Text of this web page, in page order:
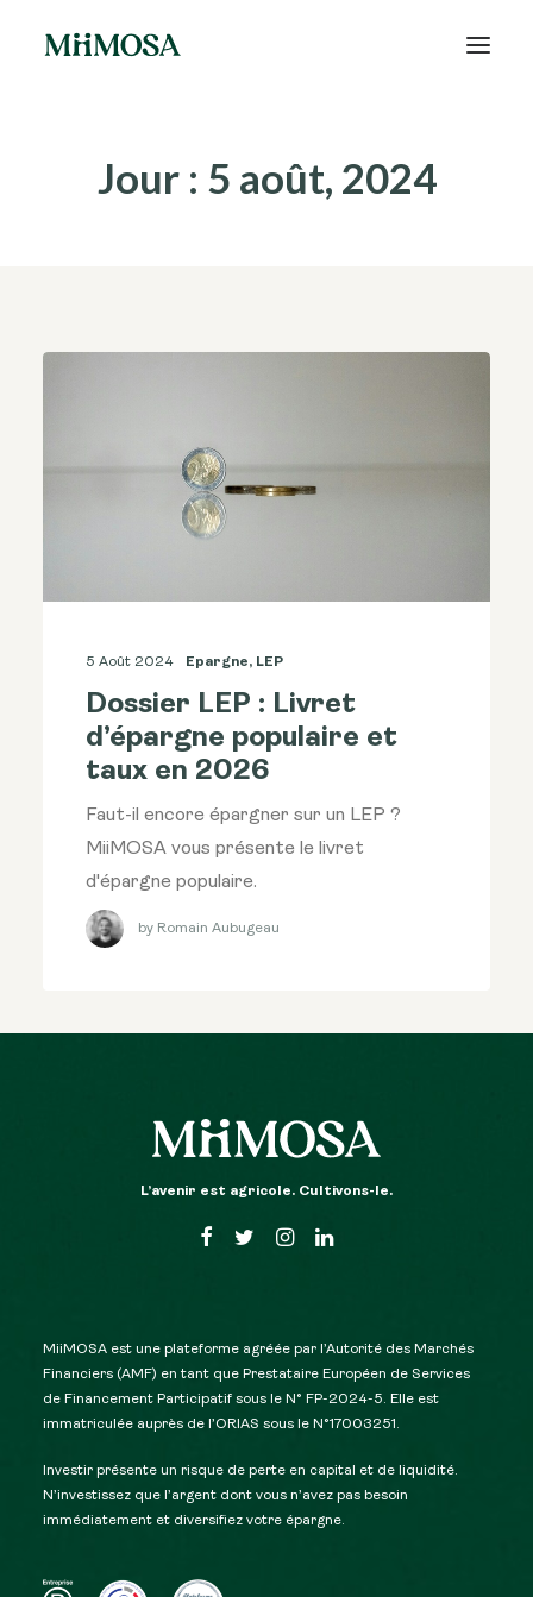
ÉpargneJour : 5 août, 2024
5 Août 2024 Epargne, LEP
Dossier LEP : Livret
d’épargne populaire et
taux en 2026
Faut-il encore épargner sur un LEP ?
MiiMOSA vous présente le livret
d'épargne populaire.
by Romain Aubugeau
L’avenir est agricole. Cultivons-le.
MiiMOSA est une plateforme agréée par l’Autorité des Marchés
Financiers (AMF) en tant que Prestataire Européen de Services
de Financement Participatif sous le N° FP-2024-5. Elle est
immatriculée auprès de l’ORIAS sous le N°17003251.
Investir présente un risque de perte en capital et de liquidité.
N’investissez que l’argent dont vous n’avez pas besoin
immédiatement et diversifiez votre épargne.